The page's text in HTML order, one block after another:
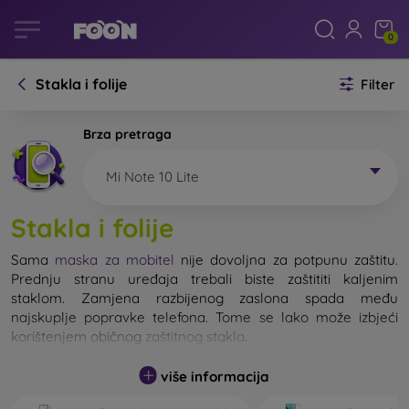
0
Stakla i folije Filter
Brza pretraga
Mi Note 10 Lite
Stakla i folije
Sama maska za mobitel nije dovoljna za potpunu zaštitu.
Prednju stranu uređaja trebali biste zaštititi kaljenim
staklom. Zamjena razbijenog zaslona spada među
najskuplje popravke telefona. Tome se lako može izbjeći
korištenjem običnog zaštitnog stakla
Nerazbijivo staklo za mobitel ne postoji, ali u većini slučajeva
više informacija